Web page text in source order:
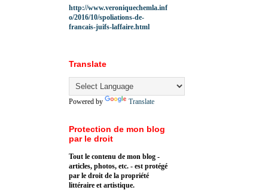
http://www.veroniquechemla.inf
o/2016/10/spoliations-de-
francais-juifs-laffaire.html
Translate
Powered by Translate
Protection de mon blog
par le droit
Tout le contenu de mon blog -
articles, photos, etc. - est protégé
par le droit de la propriété
littéraire et artistique.